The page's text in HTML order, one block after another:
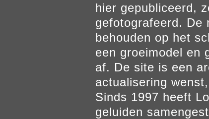
hier gepubliceerd,
gefotografeerd. De
behouden op het
een groeimodel en
af. De site is een
actualisering
Sinds 1997 heeft
geluiden